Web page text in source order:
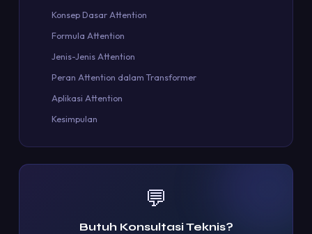
Konsep Dasar Attention
Formula Attention
Jenis-Jenis Attention
Peran Attention dalam Transformer
Aplikasi Attention
Kesimpulan
💬
Butuh Konsultasi Teknis?